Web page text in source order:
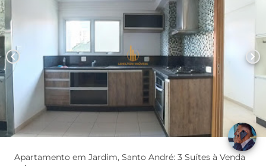
chevron_left chevron_right
Apartamento em Jardim, Santo André: 3 Suítes à Venda